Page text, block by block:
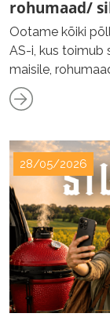
rohumaad/
Ootame kõiki
AS-i, kus toimub
maisile,
aspektidele.
28/05/2026